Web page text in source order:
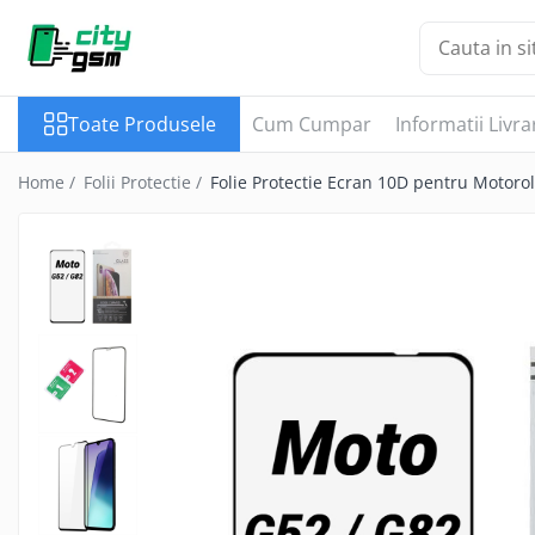
Toate Produsele
Acumulatori / Baterii
Iphone
Seria 15
Seria 13
Seria 11
Seria 8
Seria 6
Samsung
Toate Produsele Cum Cumpar Informatii
Home / Folii Protectie / Folie Protectie Ecran 10D pentru